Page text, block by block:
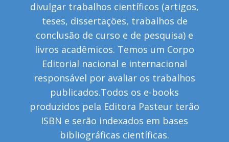
divulgar trabalhos científicos (artigos,
teses, dissertações, trabalhos de
conclusão de curso e de pesquisa) e
livros acadêmicos. Temos um Corpo
Editorial nacional e internacional
responsável por avaliar os trabalhos
publicados.Todos os e-books
produzidos pela Editora Pasteur terão
ISBN e serão indexados em bases
bibliográficas científicas.